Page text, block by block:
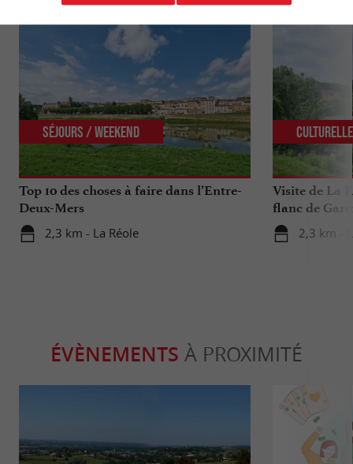
Top 10 des choses à faire dans l’Entre-
Deux-Mers
2,3 km - La Réole
Séjours / Weekend
Visite de La
flanc de
2,3 km -
Culturelle
ÉVÈNEMENTS À PROXIMITÉ